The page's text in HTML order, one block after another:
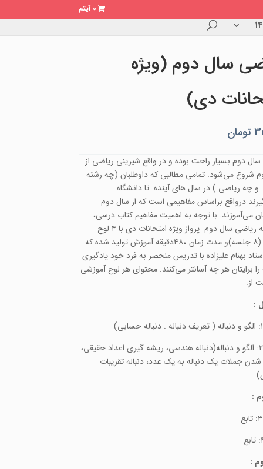
0 آیتم
سال دوم (ویژه
دی)
تومان
دوم بسیار راحت بوده و در واقع شیرینی ریاضی از
شروع می‌شود. تمامی مطالبی که داوطلبان (چه رشته
چه ریاضی ) در سال های آینده تا دانشگاه
درواقع براساس مفاهیمی است که از سال دوم
می‌آموزند. با توجه به اهمیت مفاهیم کتاب درسی،
مجموعه ریاضی سال دوم پرواز ویژه امتحانات دی با ۴ لوح
فشرده (۸ جلسه)و مدت زمان ۴۸۰دقیقه آموزش تولید شده که
بهنام علیزاده با تدریس منحصر به فرد خود یادگیری
برایتان هر چه آسانتر می‌کنند. محتوای هر لوح آموزشی
از:
:
جلسه ۲: الگو و دنباله(دنباله هندسی، ریشه گیری اعداد حقیقی،
جملات یک دنباله به یک عدد، دنباله تقریبات
:
: